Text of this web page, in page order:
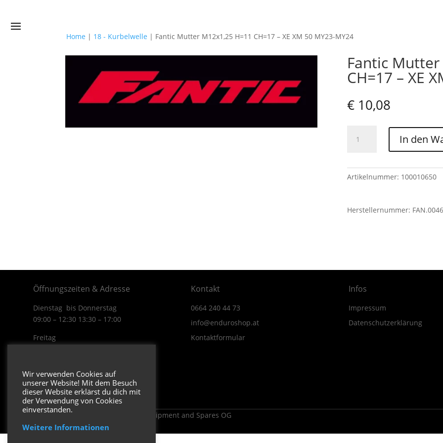
Home | 18 - Kurbelwelle | Fantic Mutter M12x1,25 H=11 CH=17 – XE XM 50 MY23-MY24
Fantic Mutter
CH=17 – XE
€10,08
Mutter
CH=17
XM
In den
Artikelnummer: 100010650
Herstellernummer:
Öffnungszeiten & Adresse
Dienstag bis Donnerstag
09:00 – 12:30 13:30 – 17:00
Freitag
3170 Hainfeld
In Google Maps öffnen.
Kontakt
0664 240 44 73
info@enduroshop.at
Kontaktformular
Infos
Impressum
Datenschutzerklärung
Copyright 2026 ENDUROSHOP.at Equipment and Spares OG
Wir verwenden Cookies auf
unserer Website! Mit dem Besuch
dieser Website erklärst du dich mit
der Verwendung von Cookies
einverstanden.
Weitere Informationen